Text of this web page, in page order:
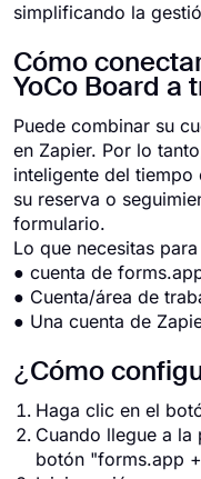
simplificando la
Cómo
YoCo Board a
Puede combinar su
en Zapier. Por lo
inteligente del tiempo
su reserva o
formulario.
Lo que necesitas
● cuenta de
● Cuenta/área de
● Una cuenta de
¿Cómo
Haga clic en el
Cuando llegue a la
botón "forms.app